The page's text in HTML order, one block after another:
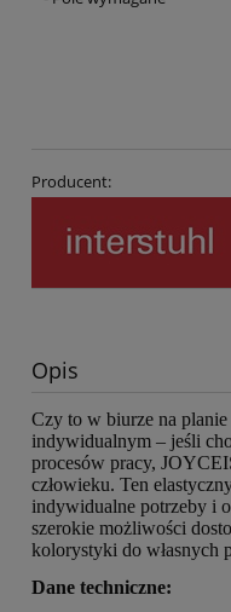
Producent:
Opis
Czy to w biurze na
indywidualnym – jeśli
procesów pracy,
człowieku. Ten
indywidualne potrzeby i
szerokie możliwości
kolorystyki do własnych
Dane techniczne: